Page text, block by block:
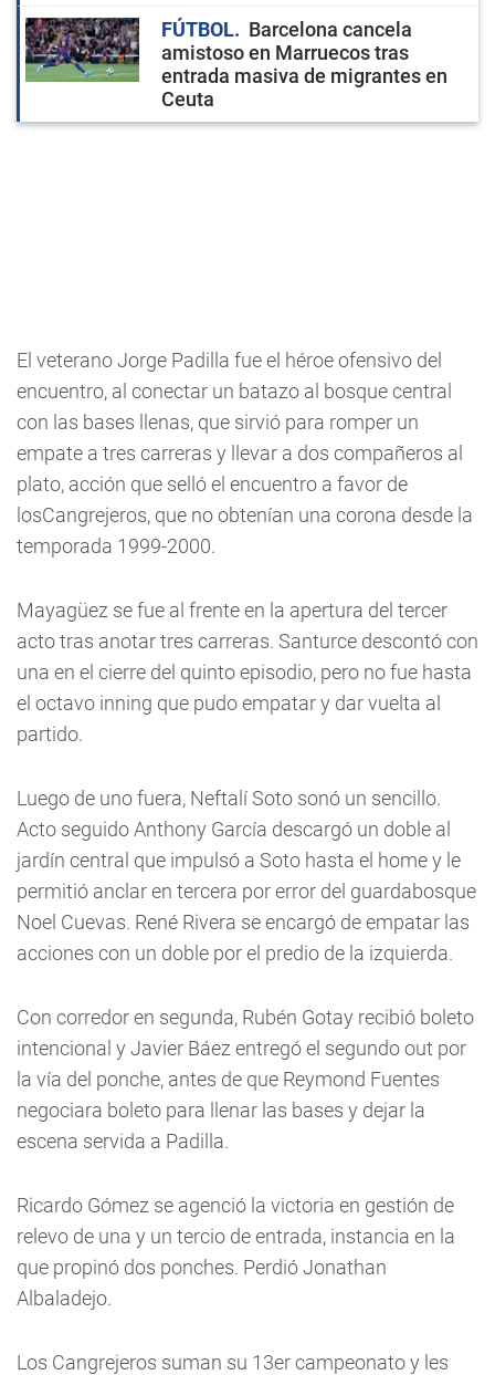
FÚTBOL
Barcelona cancela
amistoso en Marruecos tras
entrada masiva de migrantes en
Ceuta
El veterano Jorge Padilla fue el héroe ofensivo del
encuentro, al conectar un batazo al bosque central
con las bases llenas, que sirvió para romper un
empate a tres carreras y llevar a dos compañeros al
plato, acción que selló el encuentro a favor de
losCangrejeros, que no obtenían una corona desde la
temporada 1999-2000.
Mayagüez se fue al frente en la apertura del tercer
acto tras anotar tres carreras. Santurce descontó con
una en el cierre del quinto episodio, pero no fue hasta
el octavo inning que pudo empatar y dar vuelta al
partido.
Luego de uno fuera, Neftalí Soto sonó un sencillo.
Acto seguido Anthony García descargó un doble al
jardín central que impulsó a Soto hasta el home y le
permitió anclar en tercera por error del guardabosque
Noel Cuevas. René Rivera se encargó de empatar las
acciones con un doble por el predio de la izquierda.
Con corredor en segunda, Rubén Gotay recibió boleto
intencional y Javier Báez entregó el segundo out por
la vía del ponche, antes de que Reymond Fuentes
negociara boleto para llenar las bases y dejar la
escena servida a Padilla.
Ricardo Gómez se agenció la victoria en gestión de
relevo de una y un tercio de entrada, instancia en la
que propinó dos ponches. Perdió Jonathan
Albaladejo.
Los Cangrejeros suman su 13er campeonato y les